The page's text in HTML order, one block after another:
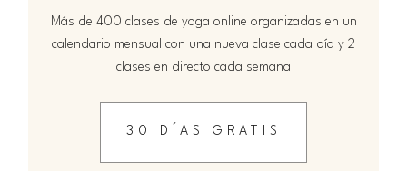
Más de 400 clases de yoga online organizadas en un
calendario mensual con una nueva clase cada día y 2
clases en directo cada semana
30 DÍAS GRATIS